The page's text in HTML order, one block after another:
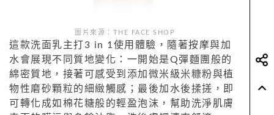
圖片來源：THE FACE SHOP
這款洗面乳主打3 in 1使用體驗，隨著按摩與加
水會展現不同質地變化：一開始是Q彈麵團般的
綿密質地，接著可感受到添加微米級米糠粉與植
物性磨砂顆粒的細緻觸感；最後加水後揉搓，即
可轉化成如棉花糖般的輕盈泡沫，幫助洗淨肌膚